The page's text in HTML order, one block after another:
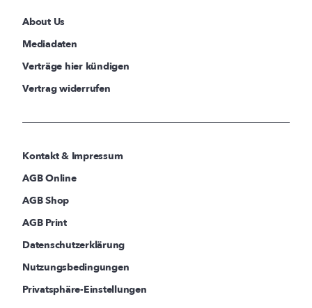
About Us
Mediadaten
Verträge hier kündigen
Vertrag widerrufen
Kontakt & Impressum
AGB Online
AGB Shop
AGB Print
Datenschutzerklärung
Nutzungsbedingungen
Privatsphäre-Einstellungen